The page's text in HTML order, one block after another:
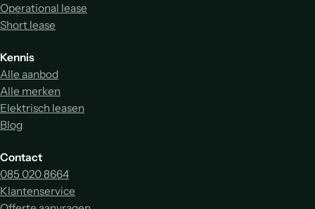
Operational lease
Short lease
Kennis
Alle aanbod
Alle merken
Elektrisch leasen
Blog
Contact
085 020 8664
Klantenservice